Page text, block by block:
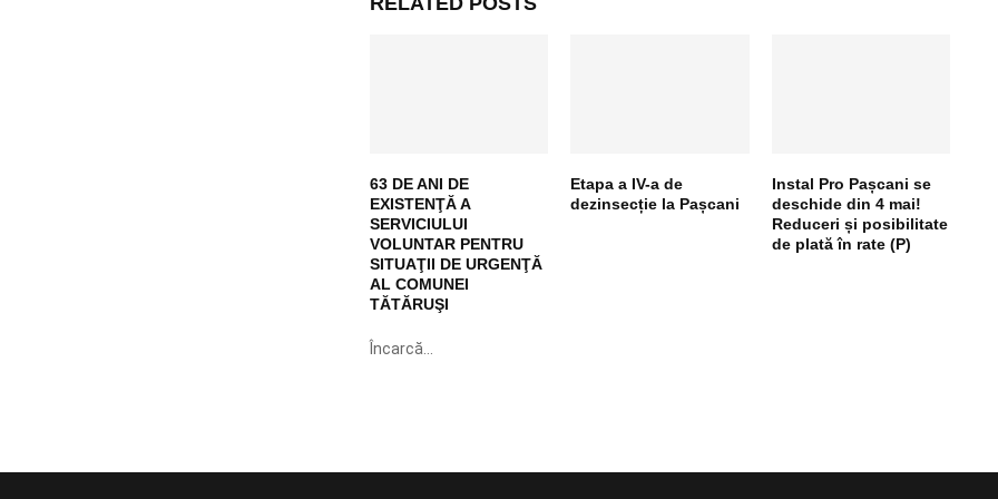
63 DE ANI DE
EXISTENŢĂ A
SERVICIULUI
VOLUNTAR PENTRU
SITUAŢII DE URGENŢĂ
AL COMUNEI
TĂTĂRUŞI
Etapa a IV-a de
dezinsecție la Pașcani
Instal Pro Pașcani se
deschide din 4 mai!
Reduceri și posibilitate
de plată în rate (P)
Încarcă...